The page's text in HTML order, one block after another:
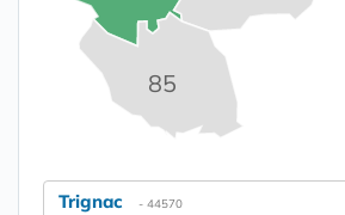
85
Trignac - 44570